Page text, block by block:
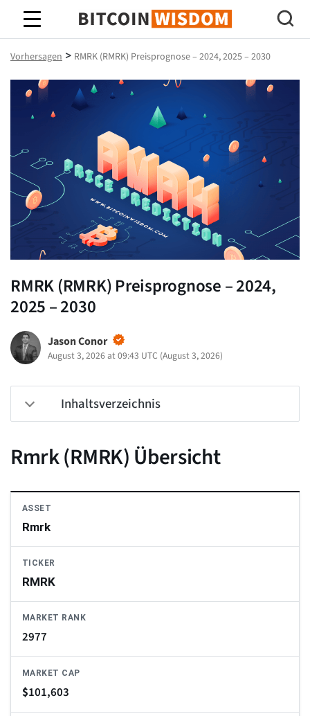
Bitcoin-Weisheit
Vorhersagen > RMRK (RMRK) Preisprognose – 2024, 2025 – 2030
RMRK (RMRK) Preisprognose – 2024,
2025 – 2030
Jason Conor
August 3, 2026 at 09:43 UTC (August 3, 2026)
Inhaltsverzeichnis
Rmrk (RMRK) Übersicht
ASSET
Rmrk
TICKER
RMRK
MARKET RANK
2977
MARKET CAP
$101,603